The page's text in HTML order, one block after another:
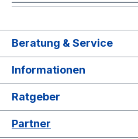
Beratung & Service
Informationen
Ratgeber
Partner